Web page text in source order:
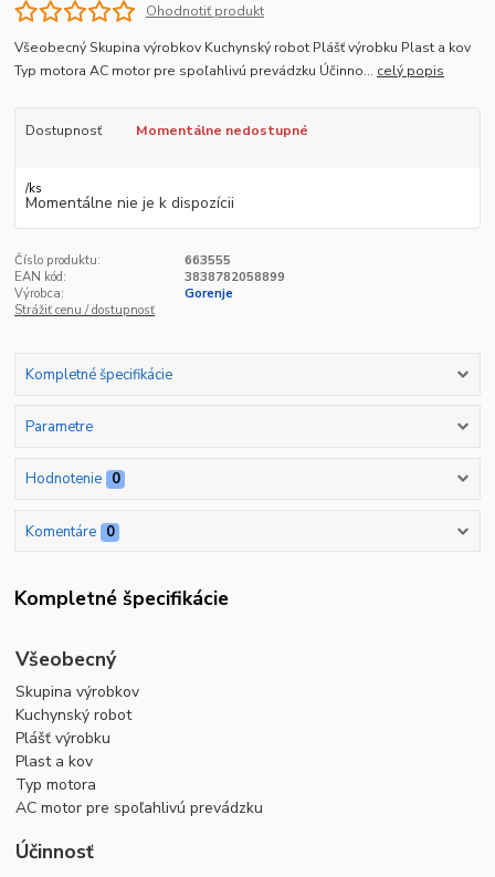
Ohodnotiť produkt
Všeobecný Skupina výrobkov Kuchynský robot Plášť výrobku Plast a kov
Typ motora AC motor pre spoľahlivú prevádzku Účinno... celý popis
Dostupnosť Momentálne nedostupné
/ks
Momentálne nie je k dispozícii
Číslo produktu:
663555
EAN kód:
3838782058899
Výrobca:
Gorenje
Strážiť cenu / dostupnosť
Kompletné špecifikácie
Parametre
Hodnotenie 0
Komentáre 0
Kompletné špecifikácie
Všeobecný
Skupina výrobkov
Kuchynský robot
Plášť výrobku
Plast a kov
Typ motora
AC motor pre spoľahlivú prevádzku
Účinnosť